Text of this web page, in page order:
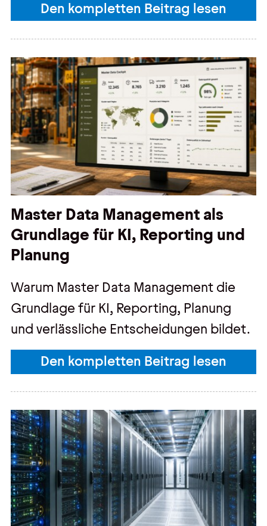
Den kompletten Beitrag lesen
Master Data Management als
Grundlage für KI, Reporting und
Planung
Warum Master Data Management die
Grundlage für KI, Reporting, Planung
und verlässliche Entscheidungen bildet.
Den kompletten Beitrag lesen